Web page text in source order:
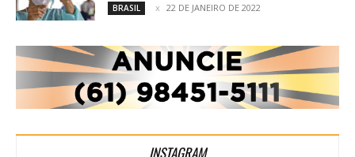
BRASIL 22 DE JANEIRO DE 2022
INSTAGRAM